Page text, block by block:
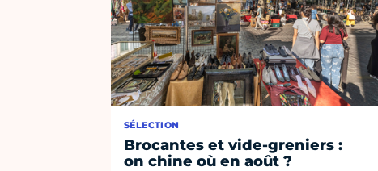
SÉLECTION
Brocantes et vide-greniers :
on chine où en août ?